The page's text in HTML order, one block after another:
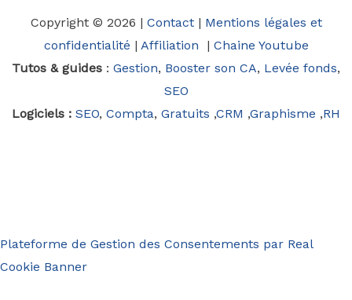
Copyright © 2026 | Contact| Mentions légales et
confidentialité | Affiliation | Chaine Youtube
Tutos & guides : Gestion, Booster son CA, Levée fonds,
SEO
Logiciels : SEO, Compta, Gratuits ,CRM ,Graphisme ,RH
Plateforme de Gestion des Consentements par Real
Cookie Banner